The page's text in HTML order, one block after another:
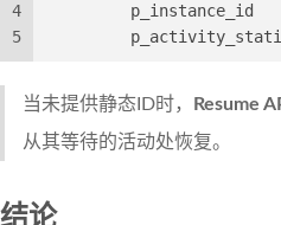
4
5
p_instance_id
当未提供静态ID时， Resume
从其等待的活动处恢复。
结论